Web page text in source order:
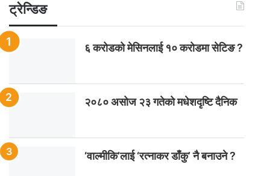
ट्रेन्डिङ
६ करोडको मेसिनलाई १० करोडमा सेटिङ ?
२०८० असोज २३ गतेको मधेशदृष्टि दैनिक
‘वाल्मीकि’लाई ‘रत्नाकर डाँकु’ नै बनाउने ?